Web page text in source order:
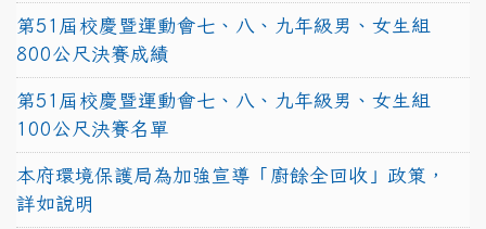
第51屆校慶暨運動會七、八、九年級男、女生組
800公尺決賽成績
第51屆校慶暨運動會七、八、九年級男、女生組
100公尺決賽名單
本府環境保護局為加強宣導「廚餘全回收」政策，
詳如說明